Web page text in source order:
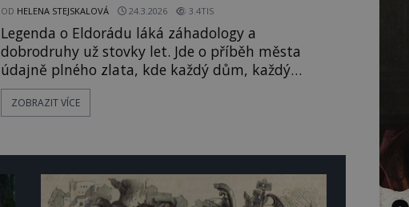
OD HELENA STEJSKALOVÁ 24.3.2026 3.4TIS
Legenda o Eldorádu láká záhadology a
dobrodruhy už stovky let. Jde o příběh města
údajně plného zlata, kde každý dům, každý
nábytek a dokonce i obyvatelé byli údajně
pokrytí tímto kovem. Podle kronikářů z 16.
obalil zlatým prachem a poté se ponořoval do
jezera Guatavita, aby obětoval zlato bohům.
Tato fascin
ZOBRAZIT VÍCE